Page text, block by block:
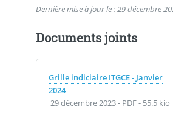
Dernière mise à jour le : 29 décembre
Documents joints
Grille indiciaire ITGCE - Janvier
2024
29 décembre 2023- PDF- 55.5 kio